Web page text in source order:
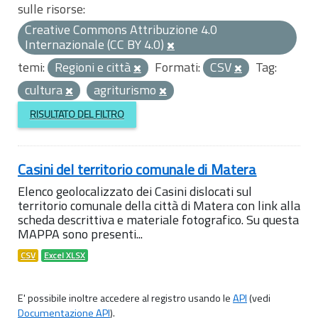
sulle risorse:
Creative Commons Attribuzione 4.0
Internazionale (CC BY 4.0)
temi: Regioni e città Formati: CSV
Tag:
cultura
agriturismo
RISULTATO DEL FILTRO
Casini del territorio comunale di Matera
Elenco geolocalizzato dei Casini dislocati sul
territorio comunale della città di Matera con link alla
scheda descrittiva e materiale fotografico. Su questa
MAPPA sono presenti...
CSV Excel XLSX
E' possibile inoltre accedere al registro usando leAPI(vedi
Documentazione API).